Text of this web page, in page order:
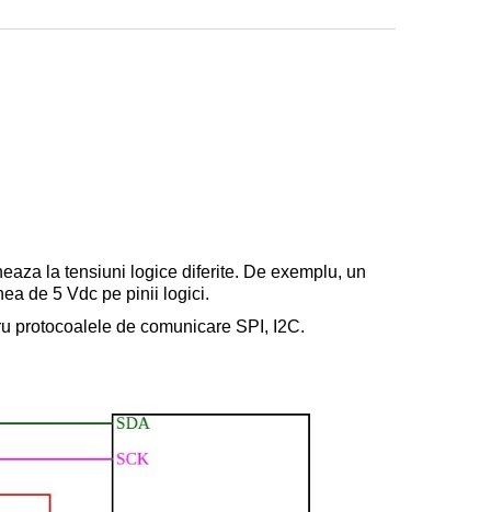
la tensiuni logice diferite. De exemplu, un
de 5 Vdc pe pinii logici.
protocoalele de comunicare SPI, I2C.